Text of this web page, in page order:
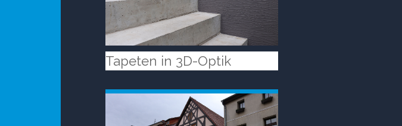
Tapeten in 3D-Optik